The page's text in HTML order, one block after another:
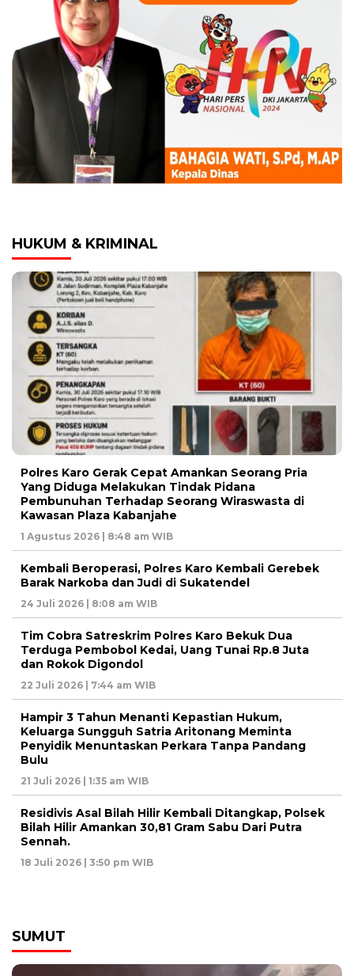
HUKUM & KRIMINAL
Polres Karo Gerak Cepat Amankan Seorang Pria
Yang Diduga Melakukan Tindak Pidana
Pembunuhan Terhadap Seorang Wiraswasta di
Kawasan Plaza Kabanjahe
1 Agustus 2026 | 8:48 am WIB
Kembali Beroperasi, Polres Karo Kembali Gerebek
Barak Narkoba dan Judi di Sukatendel
24 Juli 2026 | 8:08 am WIB
Tim Cobra Satreskrim Polres Karo Bekuk Dua
Terduga Pembobol Kedai, Uang Tunai Rp.8 Juta
dan Rokok Digondol
22 Juli 2026 | 7:44 am WIB
Hampir 3 Tahun Menanti Kepastian Hukum,
Keluarga Sungguh Satria Aritonang Meminta
Penyidik Menuntaskan Perkara Tanpa Pandang
Bulu
21 Juli 2026 | 1:35 am WIB
Residivis Asal Bilah Hilir Kembali Ditangkap, Polsek
Bilah Hilir Amankan 30,81 Gram Sabu Dari Putra
Sennah.
18 Juli 2026 | 3:50 pm WIB
SUMUT